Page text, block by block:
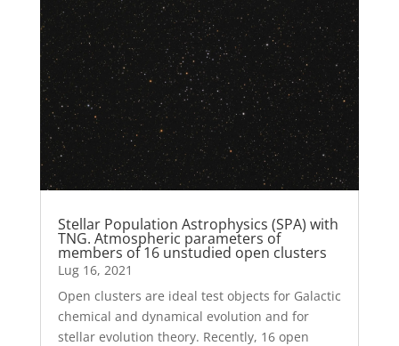
Stellar Population Astrophysics (SPA) with
TNG. Atmospheric parameters of
members of 16 unstudied open clusters
Lug 16, 2021
Open clusters are ideal test objects for Galactic
chemical and dynamical evolution and for
stellar evolution theory. Recently, 16 open